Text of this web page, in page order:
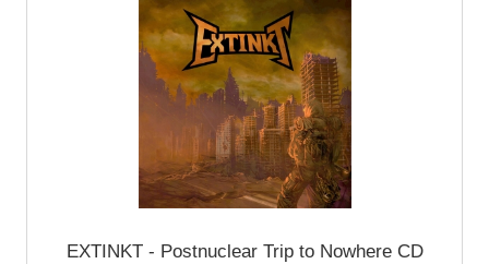
EXTINKT - Postnuclear Trip to Nowhere CD